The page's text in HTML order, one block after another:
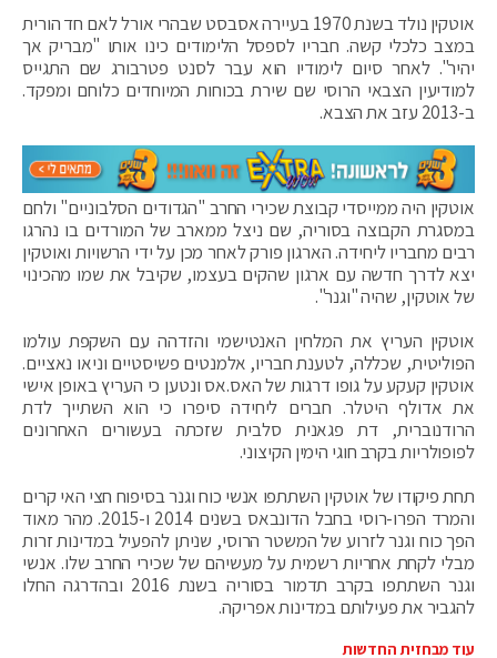
אוטקין נולד בשנת 1970 בעיירה אסבסט שבהרי אורל לאם חד הורית
במצב כלכלי קשה. חבריו לספסל הלימודים כינו אותו "מבריק אך
יהיר". לאחר סיום לימודיו הוא עבר לסנט פטרבורג שם התגייס
למודיעין הצבאי הרוסי שם שירת בכוחות המיוחדים כלוחם ומפקד.
ב-2013 עזב את הצבא.
אוטקין היה ממייסדי קבוצת שכירי החרב "הגדודים הסלבוניים" ולחם
במסגרת הקבוצה בסוריה, שם ניצל ממארב של המורדים בו נהרגו
רבים מחבריו ליחידה. הארגון פורק לאחר מכן על ידי הרשויות ואוטקין
יצא לדרך חדשה עם ארגון שהקים בעצמו, שקיבל את שמו מהכינוי
של אוטקין, שהיה "וגנר".
אוטקין העריץ את המלחין האנטישמי והזדהה עם השקפת עולמו
הפוליטית, שכללה, לטענת חבריו, אלמנטים פשיסטיים וניאו נאציים.
אוטקין קעקע על גופו דרגות של האס.אס ונטען כי העריץ באופן אישי
את אדולף היטלר. חברים ליחידה סיפרו כי הוא השתייך לדת
הרודנוברית, דת פגאנית סלבית שזכתה בעשורים האחרונים
לפופולריות בקרב חוגי הימין הקיצוני.
תחת פיקודו של אוטקין השתתפו אנשי כוח וגנר בסיפוח חצי האי קרים
והמרד הפרו-רוסי בחבל הדונבאס בשנים 2014 ו-2015. מהר מאוד
הפך כוח וגנר לזרוע של המשטר הרוסי, שניתן להפעיל במדינות זרות
מבלי לקחת אחריות רשמית על מעשיהם של שכירי החרב שלו. אנשי
וגנר השתתפו בקרב תדמור בסוריה בשנת 2016 ובהדרגה החלו
להגביר את פעילותם במדינות אפריקה.
עוד מבחזית החדשות